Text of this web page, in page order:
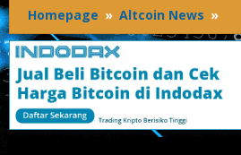
Homepage » Altcoin News »